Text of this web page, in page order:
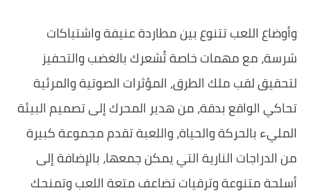
وأوضاع اللعب تتنوع بين مطاردة عنيفة واشتباكات
شرسة، مع مهمات خاصة تُشعرك بالغضب والتحفيز
لتحقيق لقب ملك الطرق، المؤثرات الصوتية والمرئية
تحاكي الواقع بدقة، من هدير المحرك إلى تصميم البيئة
المليء بالحركة والحياة، واللعبة تقدم مجموعة كبيرة
من الدراجات النارية التي يمكن جمعها، بالإضافة إلى
أسلحة متنوعة وترقيات تضاعف متعة اللعب وتمنحك